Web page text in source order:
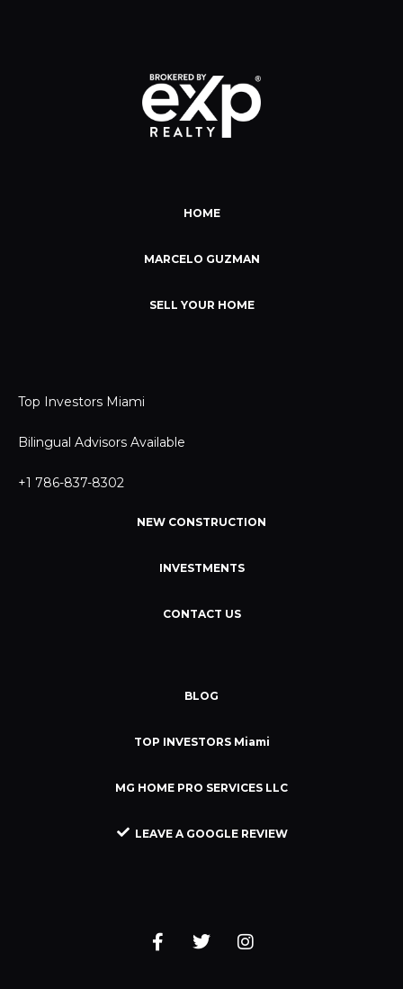
HOME
MARCELO GUZMAN
SELL YOUR HOME
Top Investors Miami
Bilingual Advisors Available
+1 786-837-8302
NEW CONSTRUCTION
INVESTMENTS
CONTACT US
BLOG
TOP INVESTORS Miami
MG HOME PRO SERVICES LLC
LEAVE A GOOGLE REVIEW